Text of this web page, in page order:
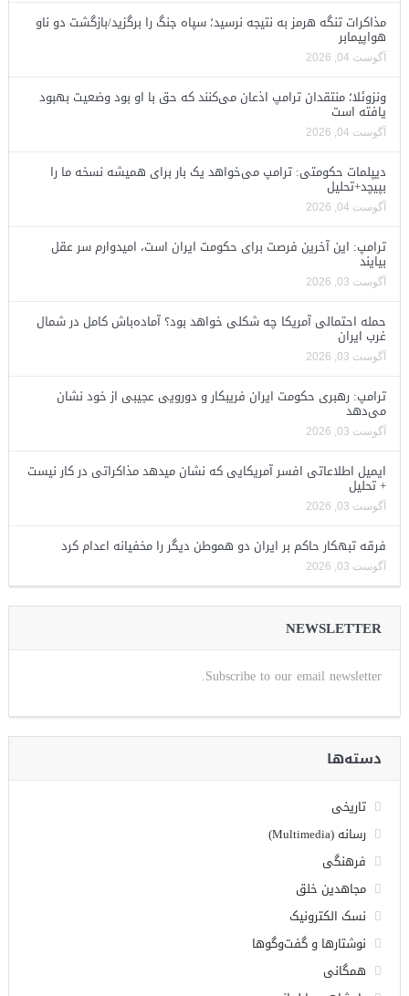
مذاکرات تنگه هرمز به نتیجه نرسید؛ سپاه جنگ را برگزید/بازگشت دو ناو
هواپیمابر
آگوست 04, 2026
ونزوئلا؛ منتقدان ترامپ اذعان می‌کنند که حق با او بود وضعیت بهبود
یافته است
آگوست 04, 2026
دیپلمات حکومتی: ترامپ می‌خواهد یک بار برای همیشه نسخه ما را
بپیچد+تحلیل
آگوست 04, 2026
ترامپ: این آخرین فرصت برای حکومت ایران است، امیدوارم سر عقل
بیایند
آگوست 03, 2026
حمله احتمالی آمریکا چه شکلی خواهد بود؟ آماده‌باش کامل در شمال
غرب ایران
آگوست 03, 2026
ترامپ: رهبری حکومت ایران فریبکار و دورویی عجیبی از خود نشان
می‌دهد
آگوست 03, 2026
ایمیل اطلاعاتی افسر آمریکایی که نشان میدهد مذاکراتی در کار نیست
+ تحلیل
آگوست 03, 2026
فرقه تبهکار حاکم بر ایران دو هموطن دیگر را مخفیانه اعدام کرد
آگوست 03, 2026
NEWSLETTER
Subscribe to our email newsletter.
دسته‌ها
تاریخی
رسانه (Multimedia)
فرهنگی
مجاهدین خلق
نسک الکترونیک
نوشتارها و گفت‌وگوها
همگانی